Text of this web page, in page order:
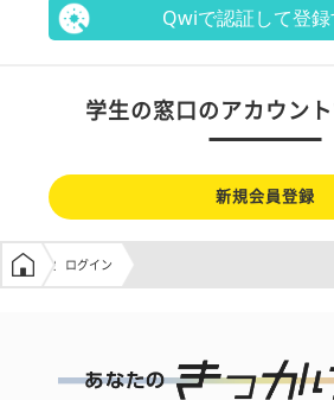
Qwiで認証して登録
学生の窓口のアカウン
新規会員登録
学生の窓口トップ
ログイン